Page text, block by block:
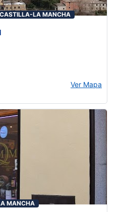
CASTILLA-LA MANCHA
Ver Mapa
MANCHA